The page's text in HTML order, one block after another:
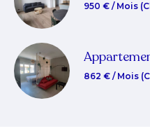
950 € / Mois
862 € / Mois